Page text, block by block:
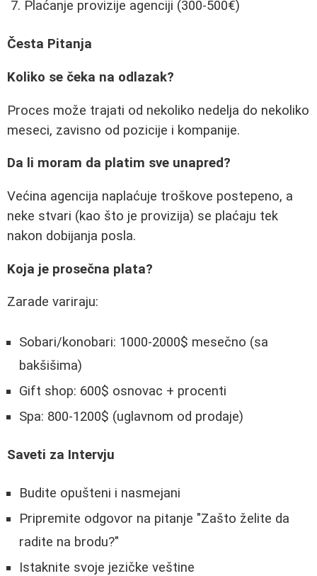
Plaćanje provizije agenciji (300-500€)
Česta Pitanja
Koliko se čeka na odlazak?
Proces može trajati od nekoliko nedelja do nekoliko
meseci, zavisno od pozicije i kompanije.
Da li moram da platim sve unapred?
Većina agencija naplaćuje troškove postepeno, a
neke stvari (kao što je provizija) se plaćaju tek
nakon dobijanja posla.
Koja je prosečna plata?
Zarade variraju:
Sobari/konobari: 1000-2000$ mesečno (sa
bakšišima)
Gift shop: 600$ osnovac + procenti
Spa: 800-1200$ (uglavnom od prodaje)
Saveti za Intervju
Budite opušteni i nasmejani
Pripremite odgovor na pitanje "Zašto želite da
radite na brodu?"
Istaknite svoje jezičke veštine